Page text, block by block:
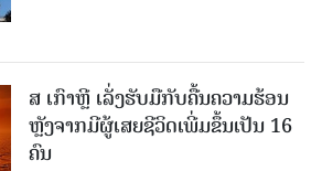
ສ ເກົາຫຼີ ເລັ່ງຮັບມືກັບຄື້ນຄວາມຮ້ອນ
ຫຼັງຈາກມີຜູ້ເສຍຊີວິດເພີ່ມຂຶ້ນເປັນ 16
ຄົນ